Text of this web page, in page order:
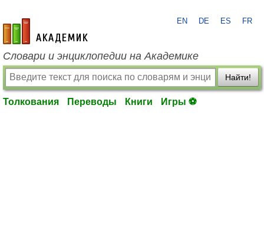
academic.ru
EN DE ES FR
Словари и энциклопедии на Академике
Найти!
Толкования Переводы Книги Игры ⚽